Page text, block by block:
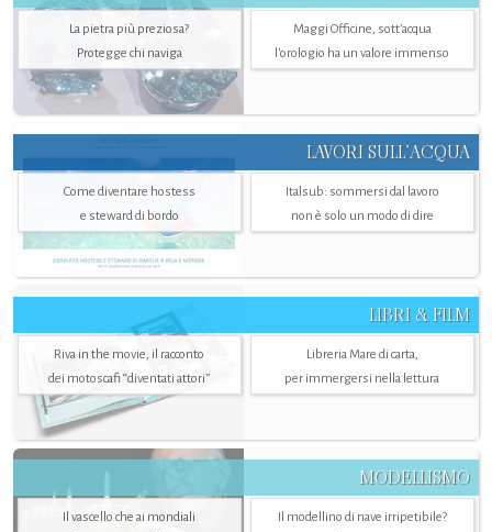
La pietra più preziosa?
Protegge chi naviga
Maggi Officine, sott’acqua
l'orologio ha un valore immenso
LAVORI SULL’ACQUA
Come diventare hostess
e steward di bordo
Italsub: sommersi dal lavoro
non è solo un modo di dire
LIBRI & FILM
Riva in the movie, il racconto
dei motoscafi “diventati attori”
Libreria Mare di carta,
per immergersi nella lettura
MODELLISMO
Il vascello che ai mondiali
Il modellino di nave irripetibile?